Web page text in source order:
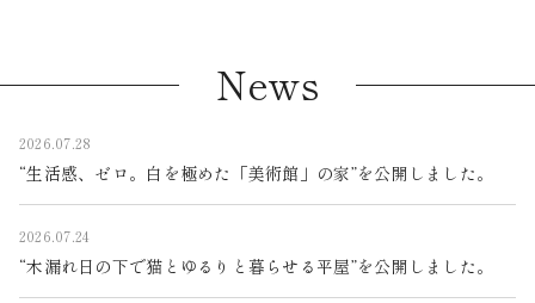
News
2026.07.28
“生活感、ゼロ。白を極めた「美術館」の家”を公開しました。
2026.07.24
“木漏れ日の下で猫とゆるりと暮らせる平屋”を公開しました。